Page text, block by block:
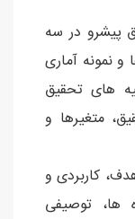
پیشرو در سه
نمونه آماری
های تحقیق
متغیرها و
کاربردی و
ها، توصیفی